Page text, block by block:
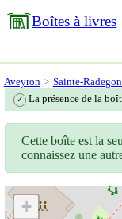
Boîtes à livres
Aveyron Sainte-
✓ La présence de la
Cette boîte est la
connaissez une
+